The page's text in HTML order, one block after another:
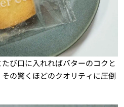
び口に入れればバターのコクと
の驚くほどのクオリティに圧倒